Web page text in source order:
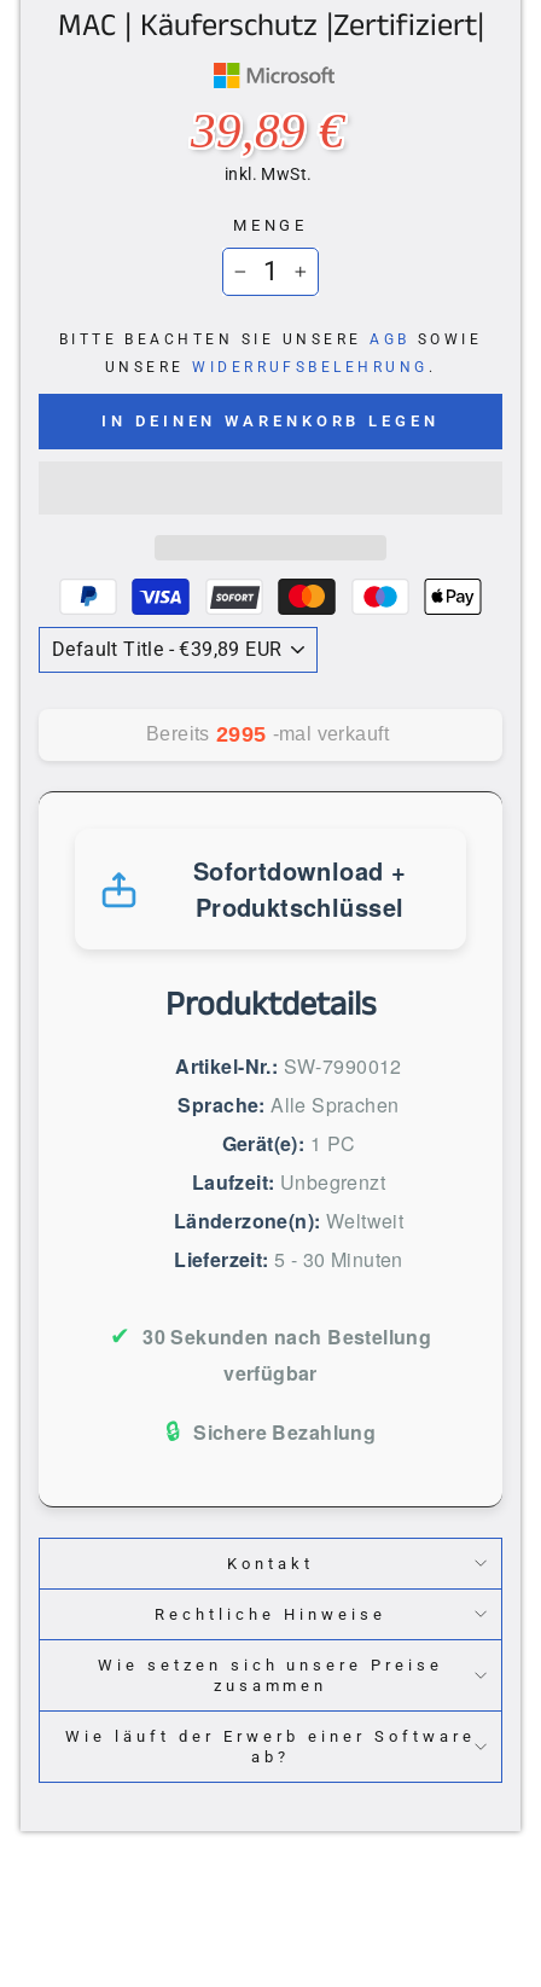
MAC | Käu­fer­schutz |Zer­ti­fi­ziert|
39,89 €
inkl. MwSt.
MENGE
BITTE BEACHTEN SIE UNSEREAGB
SOWIE
UNSEREWIDERRUFSBELEHRUNG .
IN DEINEN WARENKORB LEGEN
Bereits 2995 -mal verkauft
Sofortdownload +
Produktschlüssel
Produktdetails
Artikel-Nr.: SW-7990012
Sprache: Alle Sprachen
Gerät(e): 1 PC
Laufzeit: Unbegrenzt
Länderzone(n): Weltweit
Lieferzeit: 5 - 30 Minuten
✔ 30 Sekunden nach Bestellung
verfügbar
🔒 Sichere Bezahlung
Kontakt
Rechtliche Hinweise
Wie setzen sich unsere Preise
zusammen
Wie läuft der Erwerb einer Software
ab?